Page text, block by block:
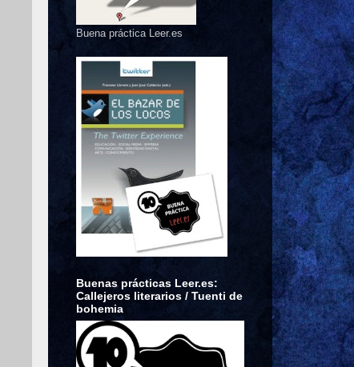
Buena práctica Leer.es
Buenas prácticas Leer.es:
Callejeros literarios / Tuenti de
bohemia